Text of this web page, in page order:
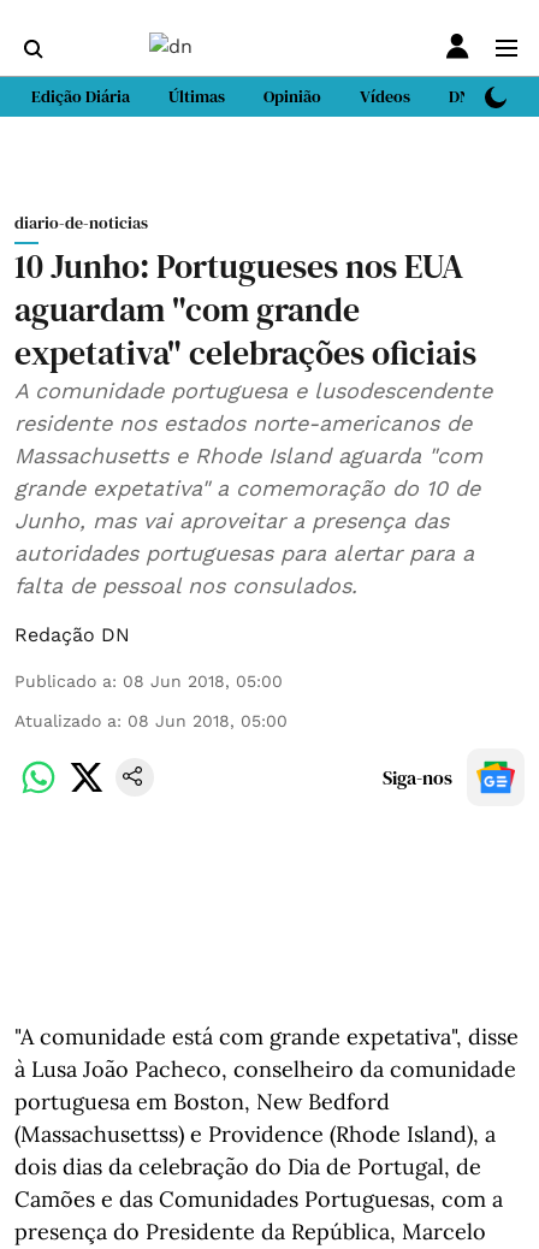
Edição Diária Últimas Opinião Vídeos DN Sport
diario-de-noticias
10 Junho: Portugueses nos EUA
aguardam "com grande
expetativa" celebrações oficiais
A comunidade portuguesa e lusodescendente
residente nos estados norte-americanos de
Massachusetts e Rhode Island aguarda "com
grande expetativa" a comemoração do 10 de
Junho, mas vai aproveitar a presença das
autoridades portuguesas para alertar para a
falta de pessoal nos consulados.
Redação DN
Publicado a: 08 Jun 2018, 05:00
Atualizado a: 08 Jun 2018, 05:00
Siga-nos
"A comunidade está com grande expetativa", disse
à Lusa João Pacheco, conselheiro da comunidade
portuguesa em Boston, New Bedford
(Massachusettss) e Providence (Rhode Island), a
dois dias da celebração do Dia de Portugal, de
Camões e das Comunidades Portuguesas, com a
presença do Presidente da República, Marcelo